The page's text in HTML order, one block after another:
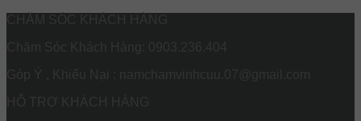
CHĂM SÓC KHÁCH HÀNG
Chăm Sóc Khách Hàng: 0903.236.404
Góp Ý , Khiếu Nại : namchamvinhcuu.07@gmail.com
HỖ TRỢ KHÁCH HÀNG